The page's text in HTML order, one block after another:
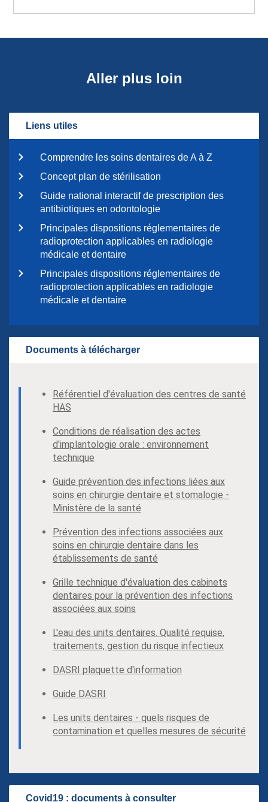
Aller plus loin
Liens utiles
Comprendre les soins dentaires de A à Z
Concept plan de stérilisation
Guide national interactif de prescription des
antibiotiques en odontologie
Principales dispositions réglementaires de
radioprotection applicables en radiologie
médicale et dentaire
Principales dispositions réglementaires de
radioprotection applicables en radiologie
médicale et dentaire
Documents à télécharger
Référentiel d'évaluation des centres de santé
HAS
Conditions de réalisation des actes
d'implantologie orale : environnement
technique
Guide prévention des infections liées aux
soins en chirurgie dentaire et stomalogie -
Ministère de la santé
Prévention des infections associées aux
soins en chirurgie dentaire dans les
établissements de santé
Grille technique d'évaluation des cabinets
dentaires pour la prévention des infections
associées aux soins
L'eau des units dentaires. Qualité requise,
traitements, gestion du risque infectieux
DASRI plaquette d'information
Guide DASRI
Les units dentaires - quels risques de
contamination et quelles mesures de sécurité
Covid19 : documents à consulter